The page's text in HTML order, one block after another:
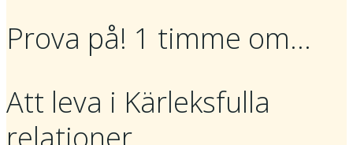
Prova på! 1 timme om…
Att leva i Kärleksfulla